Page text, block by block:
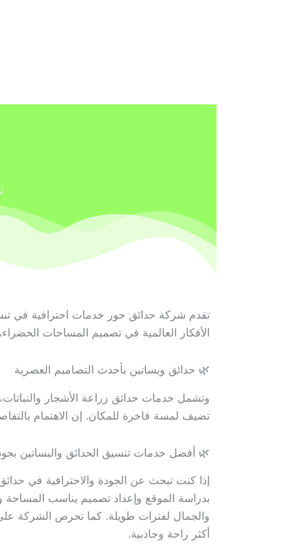
تقدم شركة حدائق حور خدمات احترافية في
الأفكار العالمية في تصميم المساحات
🌿 حدائق وبساتين بأحدث التصاميم العصرية
وتشمل خدمات حدائق زراعة الأشجار
تضيف لمسة فاخرة للمكان. إن الاهتمام
🌿 أفضل خدمات تنسيق الحدائق والبساتين
إذا كنت تبحث عن الجودة والاحترافية في
بدراسة الموقع وإعداد تصميم يناسب المساحة
والجمال لفترات طويلة. كما تحرص الشركة
أكثر راحة وجاذبية.